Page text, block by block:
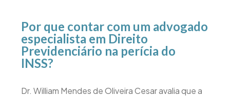
Por que contar com um advogado
especialista em Direito
Previdenciário na perícia do
INSS?
Dr. William Mendes de Oliveira Cesar avalia que a